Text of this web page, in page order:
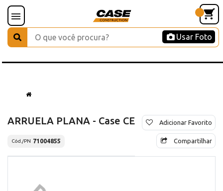
Usar Foto
ARRUELA PLANA - Case CE
Cód./PN 71004855
Adicionar Favorito
Compartilhar